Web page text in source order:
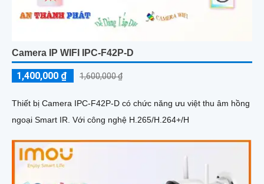
Camera IP WIFI IPC-F42P-D
1,400,000 ₫ 1,600,000 ₫
Thiết bị Camera IPC-F42P-D có chức năng ưu việt thu âm hồng
ngoại Smart IR. Với công nghệ H.265/H.264+/H